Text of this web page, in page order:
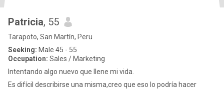
Patricia, 55
Tarapoto, San Martín, Peru
Seeking: Male 45 - 55
Occupation: Sales / Marketing
Intentando algo nuevo que llene mi vida.
Es difícil describirse una misma,creo que eso lo podría hacer